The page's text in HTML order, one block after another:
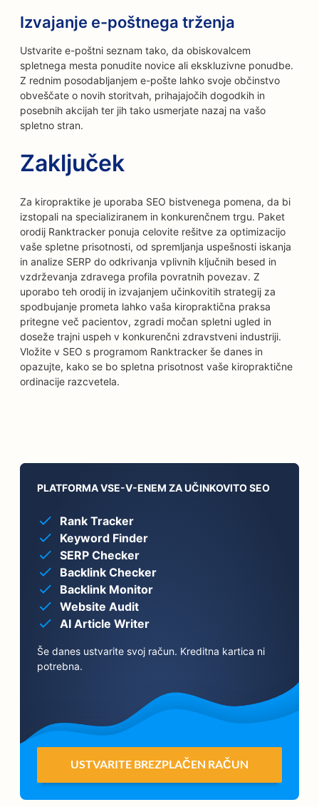
Izvajanje e-poštnega trženja
Ustvarite e-poštni seznam tako, da obiskovalcem
spletnega mesta ponudite novice ali ekskluzivne ponudbe.
Z rednim posodabljanjem e-pošte lahko svoje občinstvo
obveščate o novih storitvah, prihajajočih dogodkih in
posebnih akcijah ter jih tako usmerjate nazaj na vašo
spletno stran.
Zaključek
Za kiropraktike je uporaba SEO bistvenega pomena, da bi
izstopali na specializiranem in konkurenčnem trgu. Paket
orodij Ranktracker ponuja celovite rešitve za optimizacijo
vaše spletne prisotnosti, od spremljanja uspešnosti iskanja
in analize SERP do odkrivanja vplivnih ključnih besed in
vzdrževanja zdravega profila povratnih povezav. Z
uporabo teh orodij in izvajanjem učinkovitih strategij za
spodbujanje prometa lahko vaša kiropraktična praksa
pritegne več pacientov, zgradi močan spletni ugled in
doseže trajni uspeh v konkurenčni zdravstveni industriji.
Vložite v SEO s programom Ranktracker še danes in
opazujte, kako se bo spletna prisotnost vaše kiropraktične
ordinacije razcvetela.
PLATFORMA VSE-V-ENEM ZA UČINKOVITO SEO
Rank Tracker
Keyword Finder
SERP Checker
Backlink Checker
Backlink Monitor
Website Audit
AI Article Writer
Še danes ustvarite svoj račun. Kreditna kartica ni
potrebna.
USTVARITE BREZPLAČEN RAČUN